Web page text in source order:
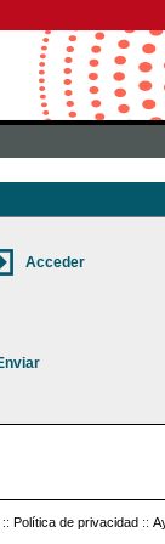
:: Política de privacidad ::